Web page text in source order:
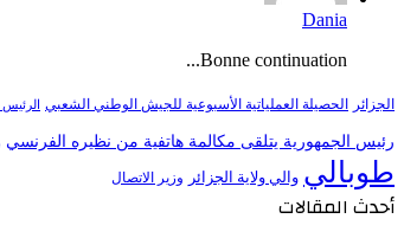
Dania
Bonne continuation...
الجزائر الحصيلة العملياتية الأسبوعية للجيش الوطني الشعبي
رئيس الجمهورية يتلقى مكالمة هاتفية من نظيره الفرنسي
طوبالي والي ولاية الجزائر وزير الاتصال
أحدث المقالات